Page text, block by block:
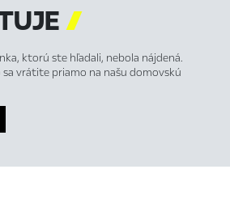

ktorú ste hľadali, nebola nájdená.
vrátite priamo na našu domovskú